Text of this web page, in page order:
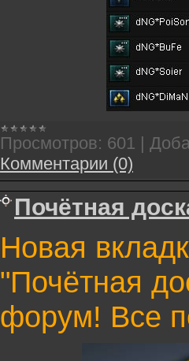
Просмотров: 601 |
Комментарии (0)
Почётная
Новая
"Почётная
форум! Все